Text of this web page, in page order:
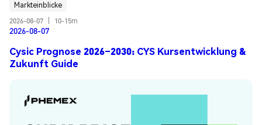
Markteinblicke
2026-08-07
10-15m
2026-08-07
Cysic Prognose 2026–2030: CYS Kursentwicklung &
Zukunft Guide